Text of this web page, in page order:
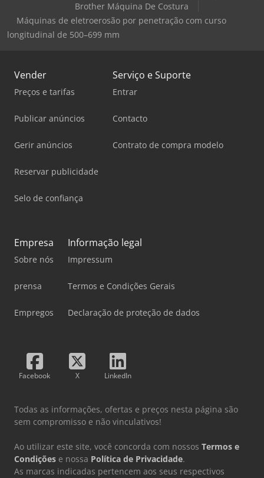
Brother Máquina De Costura
Máquinas de eletroerosão por penetração com curso
longitudinal de 500–699 mm
Vender
Preços e tarifas
Publicar anúncios
Gerir anúncios
Reservar publicidade
Selo de confiança
Serviço e Suporte
Entrar
Contacto
Contrato de compra modelo
Empresa
Sobre nós
prensa
Empregos
Informação legal
Impressum
Termos e Condições Gerais
Declaração de proteção de dados
Facebook X LinkedIn
Todas as informações, ofertas e preços nesta página são
sem compromisso e não vinculativos!
Ao utilizar este site, você concorda com nossos Termos e
Condições e nossa Política de Privacidade.
As marcas indicadas pertencem aos seus respectivos